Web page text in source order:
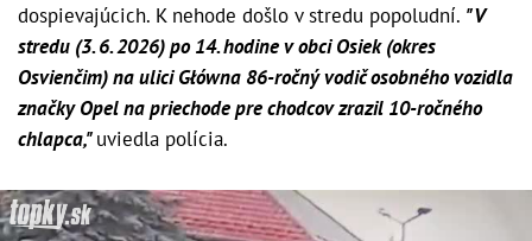
dospievajúcich. K nehode došlo v stredu popoludní. "V
stredu (3. 6. 2026) po 14. hodine v obci Osiek (okres
Osvienčim) na ulici Główna 86-ročný vodič osobného vozidla
značky Opel na priechode pre chodcov zrazil 10-ročného
chlapca,"uviedla polícia.